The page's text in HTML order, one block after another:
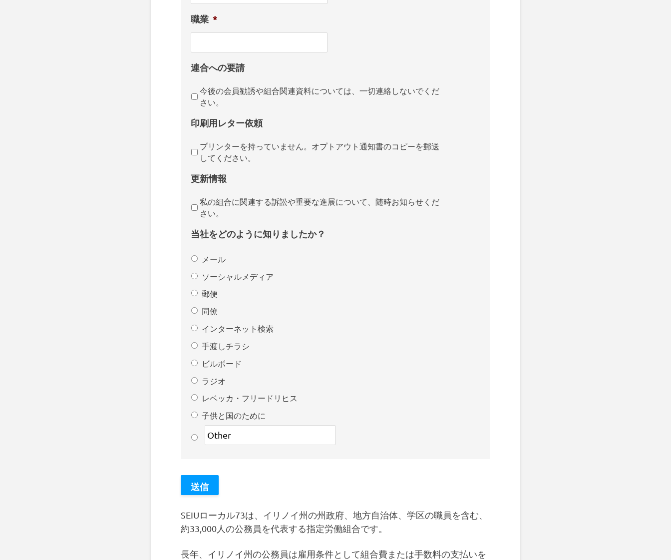
職業 *
連合への要請
今後の会員勧誘や組合関連資料については、一切連絡しないでくだ
さい。
印刷用レター依頼
プリンターを持っていません。オプトアウト通知書のコピーを郵送
してください。
更新情報
私の組合に関連する訴訟や重要な進展について、随時お知らせくだ
さい。
当社をどのように知りましたか？
メール
ソーシャルメディア
郵便
同僚
インターネット検索
手渡しチラシ
ビルボード
ラジオ
レベッカ・フリードリヒス
子供と国のために
SEIUローカル73は、イリノイ州の州政府、地方自治体、学区の職員を含む、
約33,000人の公務員を代表する指定労働組合です。
長年、イリノイ州の公務員は雇用条件として組合費または手数料の支払いを